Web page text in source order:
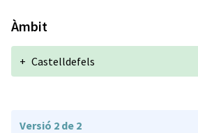
Àmbit
+ Castelldefels
Versió 2 de 2